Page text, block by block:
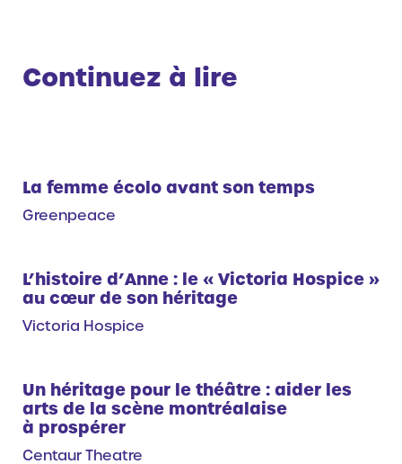
Continuez à lire
La femme écolo avant son temps
Greenpeace
L’histoire d’Anne : le « Victoria Hospice »
au cœur de son héritage
Victoria Hospice
Un héritage pour le théâtre : aider les
arts de la scène montréalaise
à prospérer
Centaur Theatre